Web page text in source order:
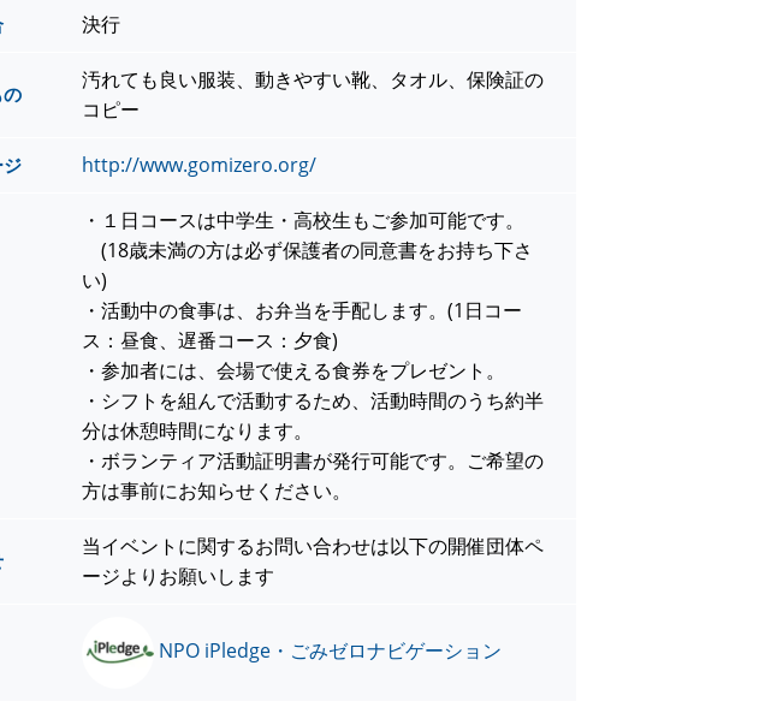
決行
汚れても良い服装、動きやすい靴、タオル、保険証の
コピー
http://www.gomizero.org/
・１日コースは中学生・高校生もご参加可能です。
(18歳未満の方は必ず保護者の同意書をお持ち下さ
い)
・活動中の食事は、お弁当を手配します。(1日コー
ス：昼食、遅番コース：夕食)
・参加者には、会場で使える食券をプレゼント。
・シフトを組んで活動するため、活動時間のうち約半
分は休憩時間になります。
・ボランティア活動証明書が発行可能です。ご希望の
方は事前にお知らせください。
当イベントに関するお問い合わせは以下の開催団体ペ
ージよりお願いします
NPO iPledge・ごみゼロナビゲーション